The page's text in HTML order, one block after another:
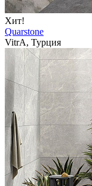
Хит!
Quarstone
VitrA, Турция